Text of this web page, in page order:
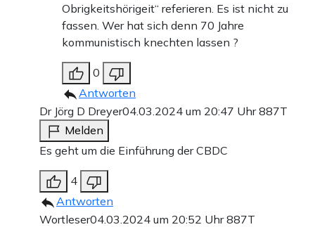
Obrigkeitshörigeit“ referieren. Es ist nicht zu
fassen. Wer hat sich denn 70 Jahre
kommunistisch knechten lassen ?
0
Antworten
Dr Jörg D Dreyer04.03.2024 um 20:47 Uhr887T
Melden
Es geht um die Einführung der CBDC
4
Antworten
Wortleser04.03.2024 um 20:52 Uhr887T